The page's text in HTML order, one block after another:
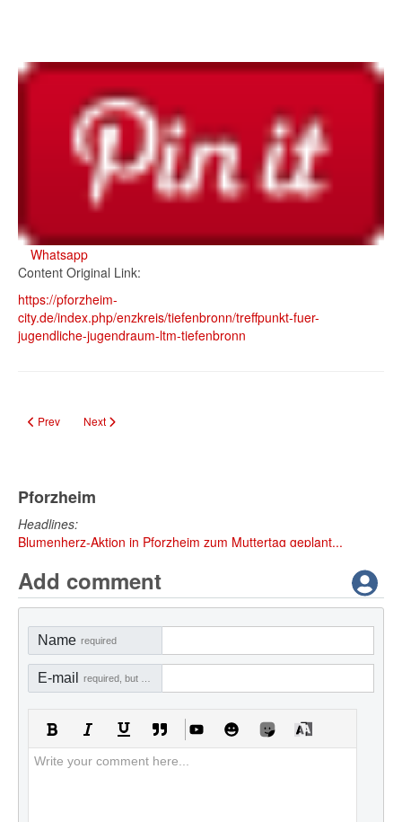
Whatsapp
Content Original Link:
https://pforzheim-
city.de/index.php/enzkreis/tiefenbronn/treffpunkt-fuer-
jugendliche-jugendraum-ltm-tiefenbronn
Previous article: Mountainbike-Action in Tiefenbronn: BSC wächst weiter
Prev Next article: Tiefenbronn: Bürgermeister-Sprechstunde &
Next
Pforzheim
Headlines:
Blumenherz-Aktion in Pforzheim zum Muttertag geplant...
Add comment
Name required
E-mail